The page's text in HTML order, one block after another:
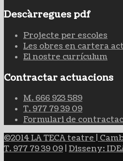
Descàrregues pdf
Projecte per escoles
Les obres en cartera
El nostre currículum
Contractar actuacions
M. 666 923 589
T. 977 79 39 09
Formulari de
©2014 LA TECA teatre |
T. 977 79 39 09 Disseny: